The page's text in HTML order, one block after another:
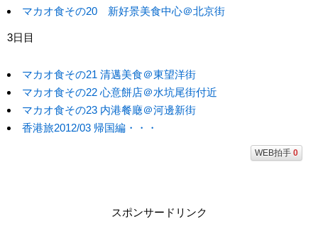
マカオ食その20 新好景美食中心＠北京街
3日目
マカオ食その21 清邁美食＠東望洋街
マカオ食その22 心意餅店＠水坑尾街付近
マカオ食その23 内港餐廰＠河邊新街
香港旅2012/03 帰国編・・・
WEB拍手 0
スポンサードリンク